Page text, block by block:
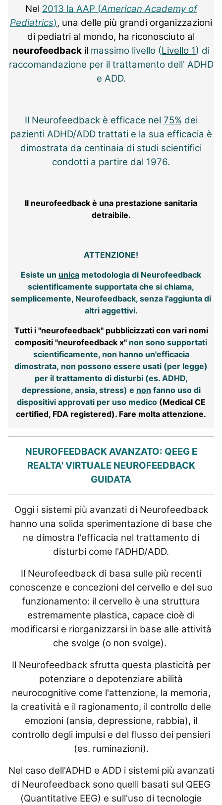
Nel 2013 la AAP (American Academy of
Pediatrics), una delle più grandi organizzazioni
di pediatri al mondo, ha riconosciuto al
neurofeedback il massimo livello (Livello 1) di
raccomandazione per il trattamento dell' ADHD
e ADD.
Il Neurofeedback è efficace nel 75% dei
pazienti ADHD/ADD trattati e la sua efficacia è
dimostrata da centinaia di studi scientifici
condotti a partire dal 1976.
Il neurofeedback è una prestazione sanitaria
detraibile.
ATTENZIONE!
Esiste un unica metodologia di Neurofeedback
scientificamente supportata che si chiama,
semplicemente, Neurofeedback, senza l'aggiunta di
altri aggettivi.
Tutti i "neurofeedback" pubblicizzati con vari nomi
compositi "neurofeedback x" non sono supportati
scientificamente, non hanno un'efficacia
dimostrata, non possono essere usati (per legge)
per il trattamento di disturbi (es. ADHD,
depressione, ansia, stress) e non fanno uso di
dispositivi approvati per uso medico(Medical CE
certified, FDA registered). Fare molta attenzione.
NEUROFEEDBACK AVANZATO: QEEG E
REALTA' VIRTUALE NEUROFEEDBACK
GUIDATA
Oggi i sistemi più avanzati di Neurofeedback
hanno una solida sperimentazione di base che
ne dimostra l'efficacia nel trattamento di
disturbi come l'ADHD/ADD.
Il Neurofeedback di basa sulle più recenti
conoscenze e concezioni del cervello e del suo
funzionamento: il cervello è una struttura
estremamente plastica, capace cioè di
modificarsi e riorganizzarsi in base alle attività
che svolge (o non svolge).
Il Neurofeedback sfrutta questa plasticità per
potenziare o depotenziare abilità
neurocognitive come l'attenzione, la memoria,
la creatività e il ragionamento, il controllo delle
emozioni (ansia, depressione, rabbia), il
controllo degli impulsi e del flusso dei pensieri
(es. ruminazioni).
Nel caso dell'ADHD e ADD i sistemi più avanzati
di Neurofeedback sono quelli basati sul QEEG
(Quantitative EEG) e sull'uso di tecnologie